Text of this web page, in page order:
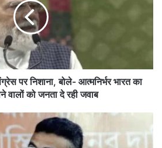
पर निशाना, बोले- आत्मनिर्भर भारत का
वालों को जनता दे रही जवाब